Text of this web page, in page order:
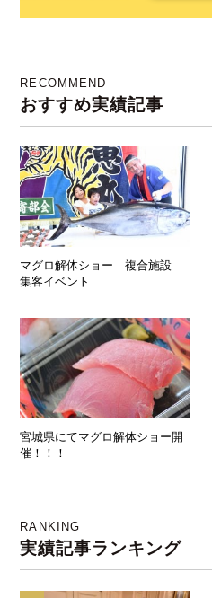
RECOMMEND
おすすめ実績記事
マグロ解体ショー 複合施設
集客イベント
宮城県にてマグロ解体ショー開
催！！！
RANKING
実績記事ランキング